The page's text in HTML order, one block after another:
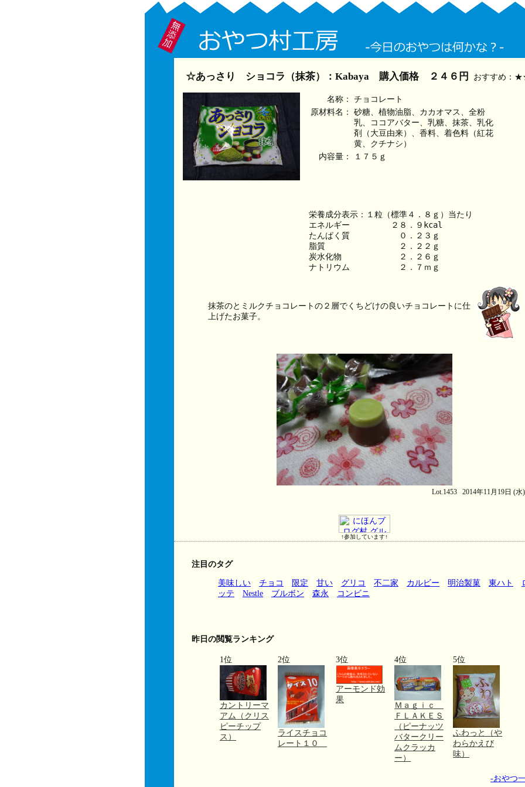
☆あっさり ショコラ（抹茶）：Kabaya 購入価格 ２４６円 おすすめ
名称：
チョコレート
原材料名：
砂糖、植物油脂、カカオマス、全粉
乳、ココアバター、乳糖、抹茶、乳化
剤（大豆由来）、香料、着色料（紅花
黄、クチナシ）
内容量：
１７５ｇ
栄養成分表示：１粒（標準４．８ｇ）当たり
エネルギー　　　　　２８．９kcal
たんぱく質　　　　　　０．２３ｇ
脂質　　　　　　　　　２．２２ｇ
炭水化物　　　　　　　２．２６ｇ
ナトリウム　　　　　　２．７ｍｇ
抹茶のとミルクチョコレートの２層でくちどけの良いチョコレートに仕
上げたお菓子。
Lot.1453 2014年11月19日 (水
↑参加しています↑
注目のタグ
美味しい チョコ 限定 甘い グリコ 不二家 カルビー 明治製菓 東ハト
ッテ
Nestle ブルボン 森永 コンビニ
昨日の閲覧ランキング
1位
カントリーマ
アム（クリス
ピーチップ
ス）
2位
ライスチョコ
レート１０
3位
アーモンド効
果
4位
Ｍａｇｉｃ
ＦＬＡＫＥＳ
（ピーナッツ
バタークリー
ムクラッカ
ー）
5位
ふわっと（や
わらかえび
味）
-おやつ